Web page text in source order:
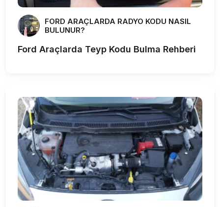
FORD ARAÇLARDA RADYO KODU NASIL
BULUNUR?
Ford Araçlarda Teyp Kodu Bulma Rehberi